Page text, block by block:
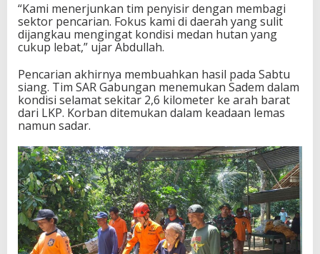
“Kami menerjunkan tim penyisir dengan membagi
sektor pencarian. Fokus kami di daerah yang sulit
dijangkau mengingat kondisi medan hutan yang
cukup lebat,” ujar Abdullah.
Pencarian akhirnya membuahkan hasil pada Sabtu
siang. Tim SAR Gabungan menemukan Sadem dalam
kondisi selamat sekitar 2,6 kilometer ke arah barat
dari LKP. Korban ditemukan dalam keadaan lemas
namun sadar.